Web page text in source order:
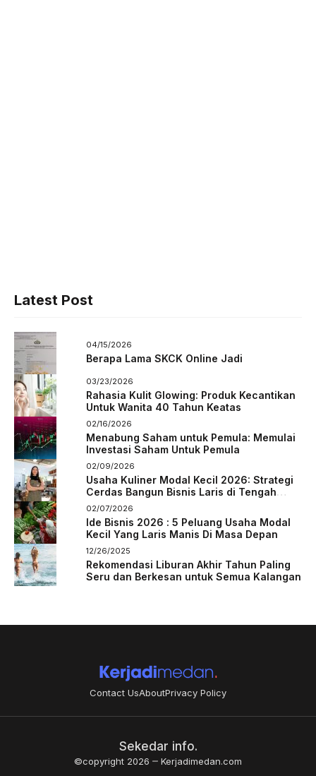
Latest Post
04/15/2026
Berapa Lama SKCK Online Jadi
03/23/2026
Rahasia Kulit Glowing: Produk Kecantikan
Untuk Wanita 40 Tahun Keatas
02/16/2026
Menabung Saham untuk Pemula: Memulai
Investasi Saham Untuk Pemula
02/09/2026
Usaha Kuliner Modal Kecil 2026: Strategi
Cerdas Bangun Bisnis Laris di Tengah
Persaingan
02/07/2026
Ide Bisnis 2026 : 5 Peluang Usaha Modal
Kecil Yang Laris Manis Di Masa Depan
12/26/2025
Rekomendasi Liburan Akhir Tahun Paling
Seru dan Berkesan untuk Semua Kalangan
Contact UsAboutPrivacy Policy
Sekedar info.
©copyright 2026 Kerjadimedan.com